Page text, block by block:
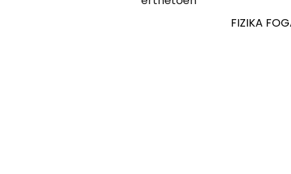
FIZIKA